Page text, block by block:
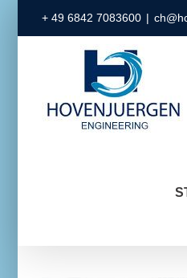
Inhalt
+ 49 6842 7083600 |